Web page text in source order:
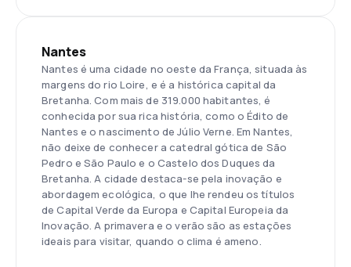
Nantes
Nantes é uma cidade no oeste da França, situada às
margens do rio Loire, e é a histórica capital da
Bretanha. Com mais de 319.000 habitantes, é
conhecida por sua rica história, como o Édito de
Nantes e o nascimento de Júlio Verne. Em Nantes,
não deixe de conhecer a catedral gótica de São
Pedro e São Paulo e o Castelo dos Duques da
Bretanha. A cidade destaca-se pela inovação e
abordagem ecológica, o que lhe rendeu os títulos
de Capital Verde da Europa e Capital Europeia da
Inovação. A primavera e o verão são as estações
ideais para visitar, quando o clima é ameno.